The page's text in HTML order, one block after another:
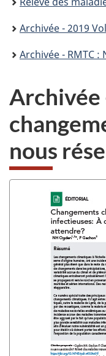
Archivée - 2019 Volume 45 -
Archivée - RMTC :
Archivée
nous